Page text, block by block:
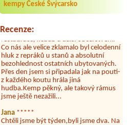
kempy České Švýcarsko
Recenze:
doplněný papír i utěrky, což při
množství návštěvníků není
restaurace, kebab a další občerstvení.
hluk z repráků u stanů a absolutní
bezohlednost ostatních ubytovaných.
Přes den jsem si připadala jak na pouti-
z každého koutu hrála jiná
hudba.Kemp pěkný, ale takový rámus
jsme ještě nezažili...
Chtěli jsme být týden,byli jsme dva. Na
začátku prázdnin. Přijeli jsme